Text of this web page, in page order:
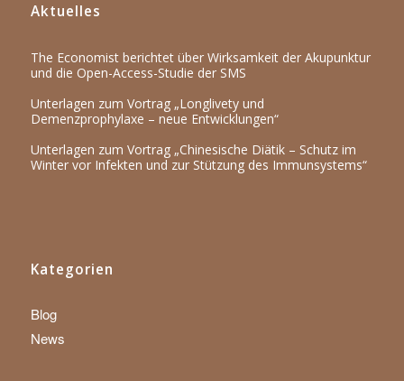
Aktuelles
The Economist berichtet über Wirksamkeit der Akupunktur
und die Open-Access-Studie der SMS
Unterlagen zum Vortrag „Longlivety und
Demenzprophylaxe – neue Entwicklungen“
Unterlagen zum Vortrag „Chinesische Diätik – Schutz im
Winter vor Infekten und zur Stützung des Immunsystems“
Kategorien
Blog
News